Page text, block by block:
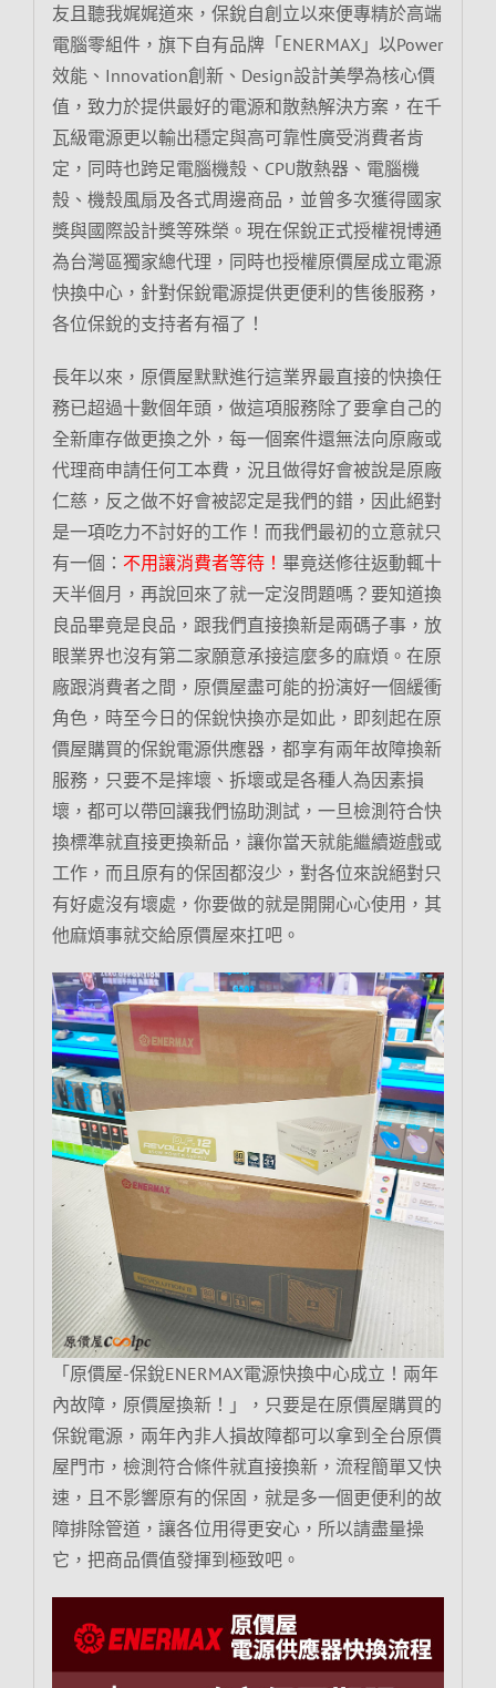
友且聽我娓娓道來，保銳自創立以來便專精於高端
電腦零組件，旗下自有品牌「ENERMAX」以Power
效能、Innovation創新、Design設計美學為核心價
值，致力於提供最好的電源和散熱解決方案，在千
瓦級電源更以輸出穩定與高可靠性廣受消費者肯
定，同時也跨足電腦機殼、CPU散熱器、電腦機
殼、機殼風扇及各式周邊商品，並曾多次獲得國家
獎與國際設計獎等殊榮。現在保銳正式授權視博通
為台灣區獨家總代理，同時也授權原價屋成立電源
快換中心，針對保銳電源提供更便利的售後服務，
各位保銳的支持者有福了！
長年以來，原價屋默默進行這業界最直接的快換任
務已超過十數個年頭，做這項服務除了要拿自己的
全新庫存做更換之外，每一個案件還無法向原廠或
代理商申請任何工本費，況且做得好會被說是原廠
仁慈，反之做不好會被認定是我們的錯，因此絕對
是一項吃力不討好的工作！而我們最初的立意就只
有一個： 不用讓消費者等待！ 畢竟送修往返動輒十
天半個月，再說回來了就一定沒問題嗎？要知道換
良品畢竟是良品，跟我們直接換新是兩碼子事，放
眼業界也沒有第二家願意承接這麼多的麻煩。在原
廠跟消費者之間，原價屋盡可能的扮演好一個緩衝
角色，時至今日的保銳快換亦是如此，即刻起在原
價屋購買的保銳電源供應器，都享有兩年故障換新
服務，只要不是摔壞、拆壞或是各種人為因素損
壞，都可以帶回讓我們協助測試，一旦檢測符合快
換標準就直接更換新品，讓你當天就能繼續遊戲或
工作，而且原有的保固都沒少，對各位來說絕對只
有好處沒有壞處，你要做的就是開開心心使用，其
他麻煩事就交給原價屋來扛吧。
「原價屋-保銳ENERMAX電源快換中心成立！兩年
內故障，原價屋換新！」，只要是在原價屋購買的
保銳電源，兩年內非人損故障都可以拿到全台原價
屋門市，檢測符合條件就直接換新，流程簡單又快
速，且不影響原有的保固，就是多一個更便利的故
障排除管道，讓各位用得更安心，所以請盡量操
它，把商品價值發揮到極致吧。